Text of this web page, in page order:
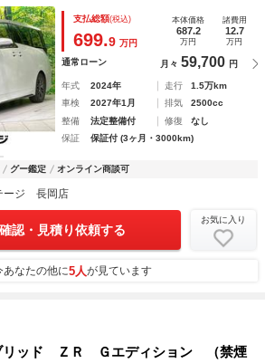
動リアゲート シートベンチレーシ
ｔｏｏｔｈ 置き型充電 パドルシフ
支払総額(税込)
699.9 万円
本体価格
687.2
万円
諸費用
12.7
万円
通常ローン 月々 59,700 円
年式 2024年 走行
1.5万km
車検
2027年1月 排気
2500cc
整備
法定整備付 修復
なし
保証
保証付 (3ヶ月・3000km)
グー鑑定 オンライン商談可
ージ 長岡店
認・見積り依頼する
お気に入り
あなたの他に5人が見ています
リッド ＺＲ Ｇエディション （禁煙